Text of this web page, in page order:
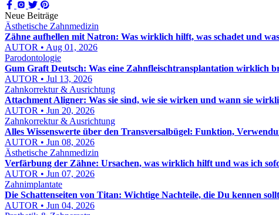
Neue Beiträge
Ästhetische Zahnmedizin
Zähne aufhellen mit Natron: Was wirklich hilft, was schadet und
AUTOR • Aug 01, 2026
Parodontologie
Gum Graft Deutsch: Was eine Zahnfleischtransplantation wirklich
AUTOR • Jul 13, 2026
Zahnkorrektur & Ausrichtung
Attachment Aligner: Was sie sind, wie sie wirken und wann sie
AUTOR • Jun 20, 2026
Zahnkorrektur & Ausrichtung
Alles Wissenswerte über den Transversalbügel: Funktion,
AUTOR • Jun 08, 2026
Ästhetische Zahnmedizin
Verfärbung der Zähne: Ursachen, was wirklich hilft und was ich
AUTOR • Jun 07, 2026
Zahnimplantate
Die Schattenseiten von Titan: Wichtige Nachteile, die Du kennen
AUTOR • Jun 04, 2026